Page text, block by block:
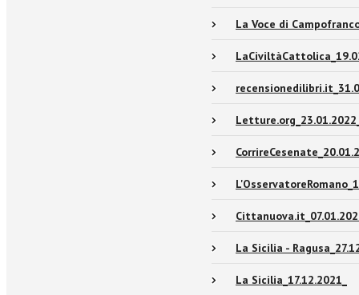
La Voce di
La Sicilia -
La Sicilia_17.12.2021_